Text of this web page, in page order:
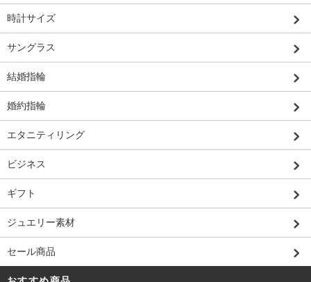
時計サイズ
サングラス
結婚指輪
婚約指輪
エタニティリング
ビジネス
ギフト
ジュエリー素材
セール商品